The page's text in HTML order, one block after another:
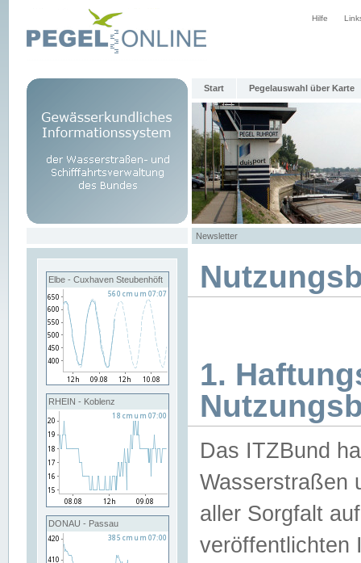
Hilfe
Start Pegelauswahl über Karte
Newsletter
Elbe - Cuxhaven Steubenhöft
RHEIN - Koblenz
DONAU - Passau
1.
Das ITZBund
Wasserstraßen
aller Sorgfalt
veröffentlichten